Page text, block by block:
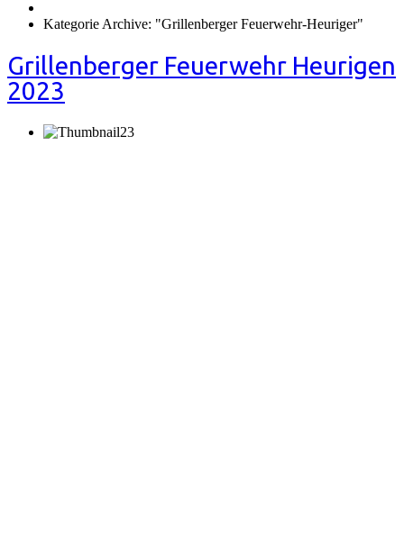
Kategorie Archive: "Grillenberger Feuerwehr-Heuriger"
Grillenberger Feuerwehr Heurigen
2023